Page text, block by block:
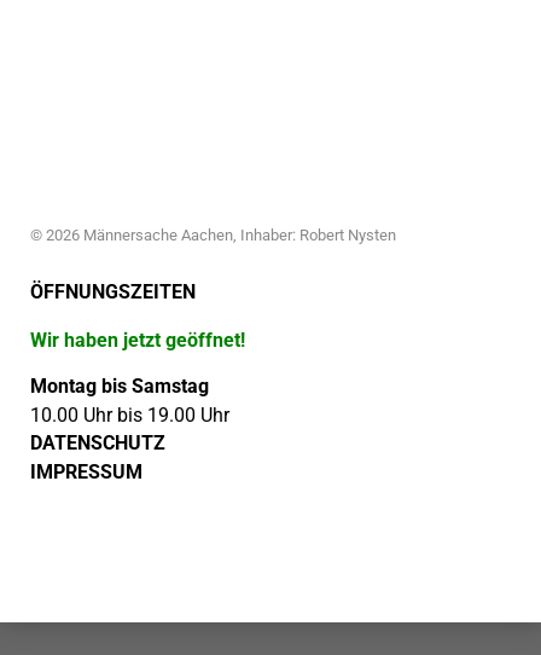
© 2026 Männersache Aachen, Inhaber: Robert Nysten
ÖFFNUNGSZEITEN
Wir haben jetzt geöffnet!
Montag bis Samstag
10.00 Uhr bis 19.00 Uhr
DATENSCHUTZ
IMPRESSUM